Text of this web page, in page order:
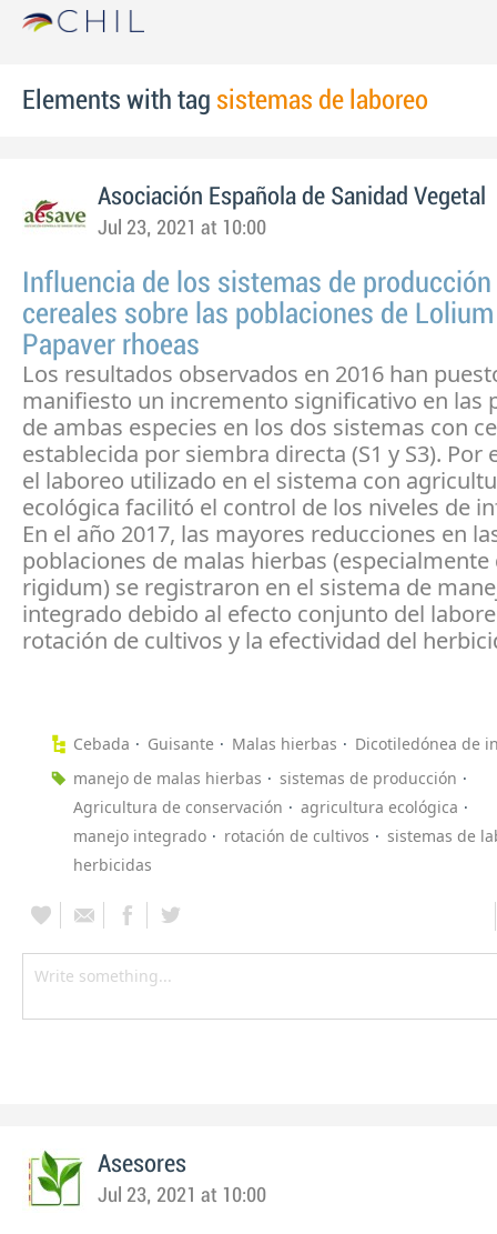
Elements with tag sistemas de laboreo
Asociación Española de Sanidad Vegetal
Jul 23, 2021 at 10:00
Influencia de los sistemas de producción
cereales sobre las poblaciones de
Papaver rhoeas
Los resultados observados en 2016 han
manifiesto un incremento significativo en las
de ambas especies en los dos sistemas con
establecida por siembra directa (S1 y S3). Por
el laboreo utilizado en el sistema con
ecológica facilitó el control de los niveles de
En el año 2017, las mayores reducciones en
poblaciones de malas hierbas (especialmente
rigidum) se registraron en el sistema de
integrado debido al efecto conjunto del
rotación de cultivos y la efectividad del
Cebada Guisante Malas hierbas
Dicotiledónea de
manejo de malas hierbas
sistemas de producción
Agricultura de conservación
agricultura ecológica
manejo integrado
rotación de cultivos
sistemas de
herbicidas
Asesores
Jul 23, 2021 at 10:00